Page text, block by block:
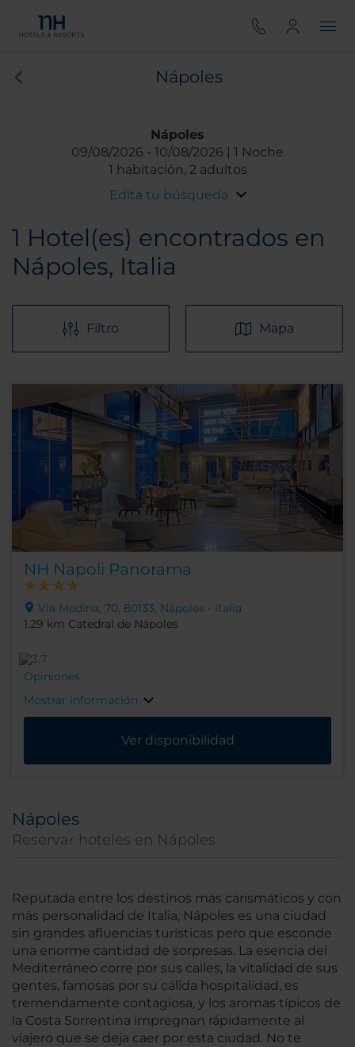
Nápoles
Nápoles
09/08/2026
10/08/2026
1 Noche
1 habitación, 2 adultos
Edita tu búsqueda
1 Hotel(es) encontrados en
Nápoles, Italia
Filtro Mapa
NH Napoli Panorama
Via Medina, 70, 80133, Nápoles - Italia
1.29 km Catedral de Nápoles
Opiniones
Mostrar información
Ver disponibilidad
Nápoles
Reservar hoteles en Nápoles
Reputada entre los destinos más carismáticos y con
más personalidad de Italia, Nápoles es una ciudad
sin grandes afluencias turísticas pero que esconde
una enorme cantidad de sorpresas. La esencia del
Mediterráneo corre por sus calles, la vitalidad de sus
gentes, famosas por su cálida hospitalidad, es
tremendamente contagiosa, y los aromas típicos de
la Costa Sorrentina impregnan rápidamente al
viajero que se deja caer por esta ciudad. No te